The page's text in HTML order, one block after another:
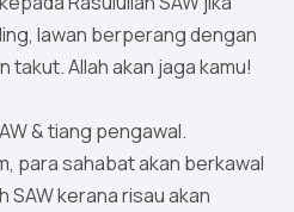
lawan berperang dengan
takut. Allah akan jaga kamu!
& tiang pengawal.
para sahabat akan berkawal
SAW kerana risau akan